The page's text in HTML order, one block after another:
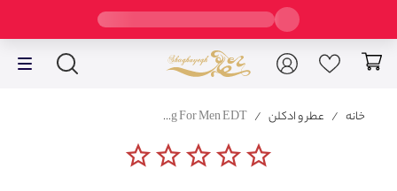
خانه / عطر و ادکلن /
Marc Jacobs Bang For Men EDT
star_borderstar_borderstar_borderstar_borderstar_border